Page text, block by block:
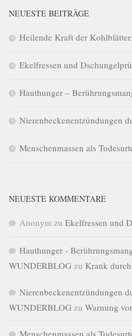
NEUESTE BEITRÄGE
Heilende Kraft der
Ekelfressen und
Hauthunger –
Nierenbeckenentzündungen
Menschenmassen als
NEUESTE KOMMENTARE
Anonym zu Ekelfressen und
Hauthunger -
WUNDERBLOG zu Krank
Nierenbeckenentzündungen
WUNDERBLOG zu Warnung
Menschenmassen als